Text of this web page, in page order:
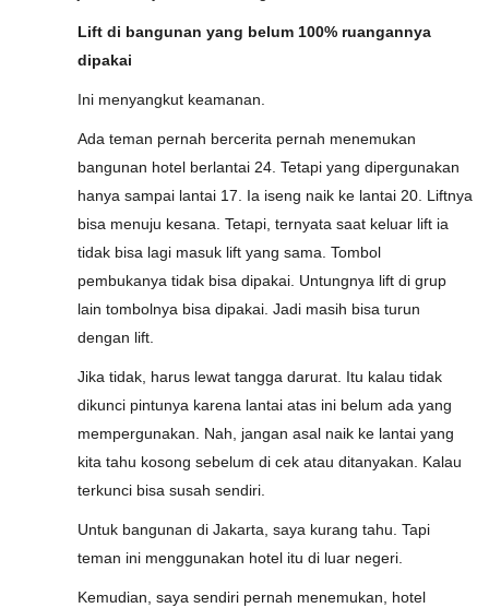
Lift di bangunan yang belum 100% ruangannya
dipakai
Ini menyangkut keamanan.
Ada teman pernah bercerita pernah menemukan
bangunan hotel berlantai 24. Tetapi yang dipergunakan
hanya sampai lantai 17. Ia iseng naik ke lantai 20. Liftnya
bisa menuju kesana. Tetapi, ternyata saat keluar lift ia
tidak bisa lagi masuk lift yang sama. Tombol
pembukanya tidak bisa dipakai. Untungnya lift di grup
lain tombolnya bisa dipakai. Jadi masih bisa turun
dengan lift.
Jika tidak, harus lewat tangga darurat. Itu kalau tidak
dikunci pintunya karena lantai atas ini belum ada yang
mempergunakan. Nah, jangan asal naik ke lantai yang
kita tahu kosong sebelum di cek atau ditanyakan. Kalau
terkunci bisa susah sendiri.
Untuk bangunan di Jakarta, saya kurang tahu. Tapi
teman ini menggunakan hotel itu di luar negeri.
Kemudian, saya sendiri pernah menemukan, hotel